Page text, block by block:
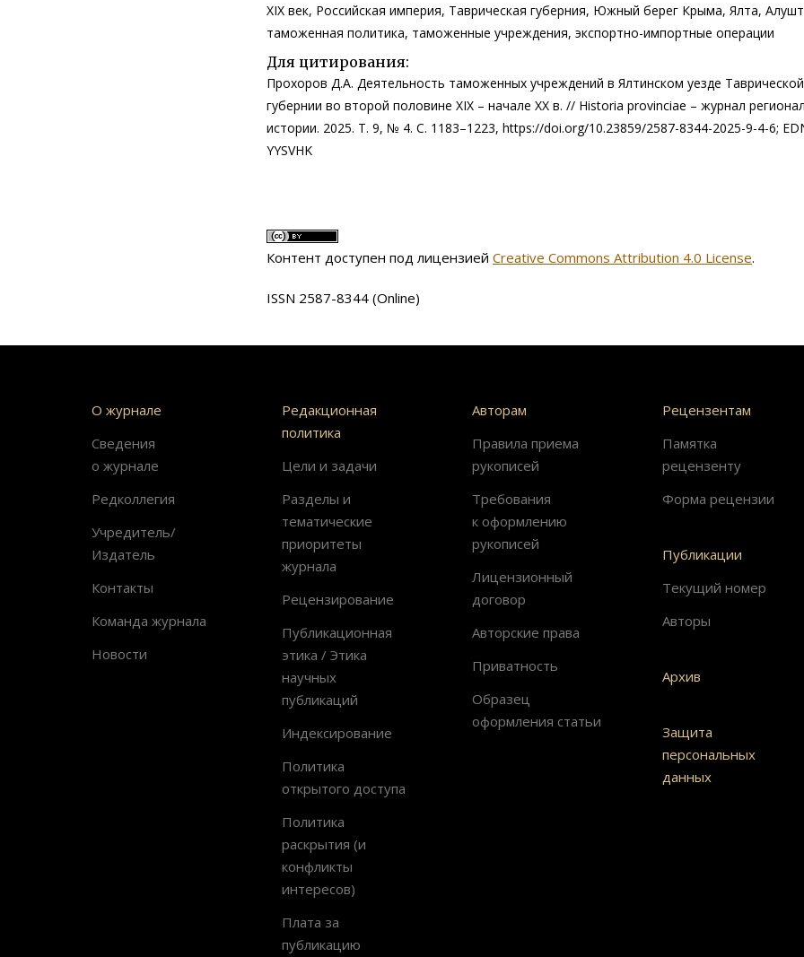
XIX век, Российская империя, Таврическая губерния, Южный берег Крыма, Ялта,
таможенная политика, таможенные учреждения, экспортно-импортные операции
Для цитирования:
Прохоров Д.А. Деятельность таможенных учреждений в Ялтинском уезде Таврической
губернии во второй половине XIX – начале XX в. // Historia provinciae – журнал
истории. 2025. Т. 9, № 4. С. 1183–1223, https://doi.org/10.23859/2587-8344-2025-9-4-6;
YYSVHK
Контент доступен под лицензией Creative Commons Attribution 4.0 License.
ISSN 2587-8344 (Online)
О журнале
Сведения
о журнале
Редколлегия
Учредитель/
Издатель
Контакты
Команда журнала
Новости
Редакционная
политика
Цели и задачи
Разделы и
тематические
приоритеты
журнала
Рецензирование
Публикационная
этика / Этика
научных
публикаций
Индексирование
Политика
открытого доступа
Политика
раскрытия (и
конфликты
интересов)
Плата за
публикацию
Авторам
Правила приема
рукописей
Требования
к оформлению
рукописей
Лицензионный
договор
Авторские права
Приватность
Образец
оформления статьи
Рецензентам
Памятка
рецензенту
Форма рецензии
Публикации
Текущий номер
Авторы
Архив
Защита
персональных
данных